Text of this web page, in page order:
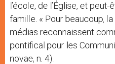
l’école, de l’Église, et
famille. « Pour beaucoup,
médias reconnaissent
pontifical pour les
novae, n. 4).